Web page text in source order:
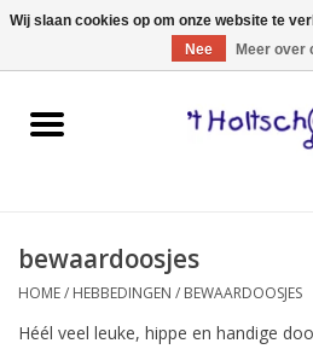
Home
spellen
onderweg
bewaardoosjes
HOME/ HEBBEDINGEN / BEWAARDOOSJES
Héél veel leuke, hippe en handige
Wij slaan cookies op om onze website te
Nee
Meer over